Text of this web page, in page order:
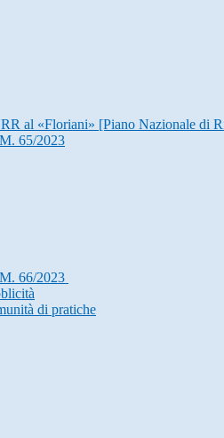
al «Floriani» [Piano Nazionale di
65/2023
66/2023
di pratiche